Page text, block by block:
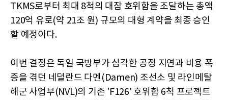
TKMS로부터 최대 8척의 대잠 호위함을 조달하는 총액
120억 유로(약 21조 원) 규모의 대형 계약을 최종 승인
할 예정이다.
이번 결정은 독일 국방부가 심각한 공정 지연과 비용 폭
증을 겪던 네덜란드 다멘(Damen) 조선소 및 라인메탈
해군 사업부(NVL)의 기존 'F126' 호위함 6척 프로젝트